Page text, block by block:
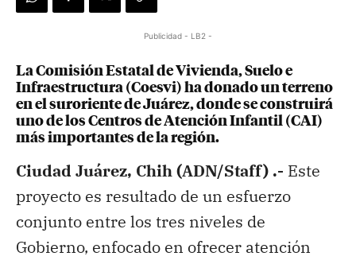
Publicidad - LB2 -
La Comisión Estatal de Vivienda, Suelo e
Infraestructura (Coesvi) ha donado un terreno
en el suroriente de Juárez, donde se construirá
uno de los Centros de Atención Infantil (CAI)
más importantes de la región.
Ciudad Juárez, Chih (ADN/Staff) .- Este
proyecto es resultado de un esfuerzo
conjunto entre los tres niveles de
Gobierno, enfocado en ofrecer atención